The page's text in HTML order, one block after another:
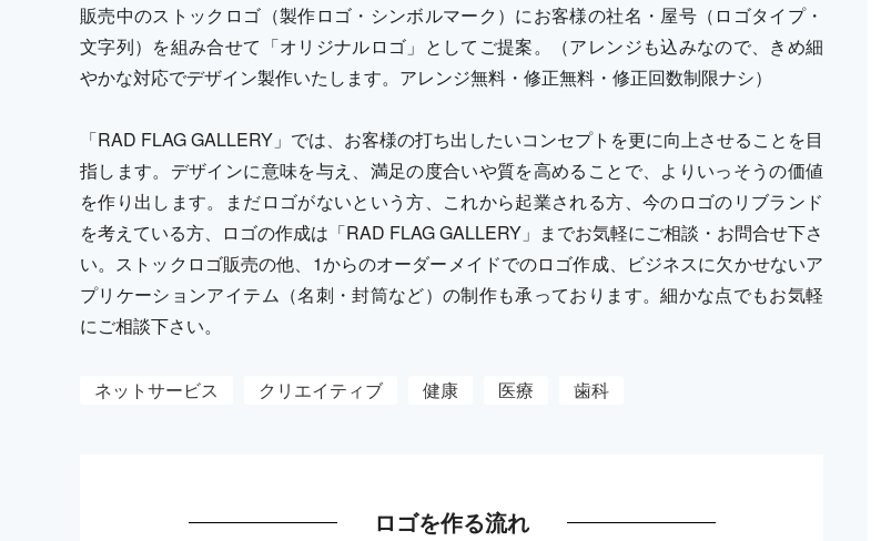
販売中のストックロゴ（製作ロゴ・シンボルマーク）にお客様の社名・屋号（ロゴタイプ・
文字列）を組み合せて「オリジナルロゴ」としてご提案。（アレンジも込みなので、きめ細
やかな対応でデザイン製作いたします。アレンジ無料・修正無料・修正回数制限ナシ）
「RAD FLAG GALLERY」では、お客様の打ち出したいコンセプトを更に向上させることを目
指します。デザインに意味を与え、満足の度合いや質を高めることで、よりいっそうの価値
を作り出します。まだロゴがないという方、これから起業される方、今のロゴのリブランド
を考えている方、ロゴの作成は「RAD FLAG GALLERY」までお気軽にご相談・お問合せ下さ
い。ストックロゴ販売の他、1からのオーダーメイドでのロゴ作成、ビジネスに欠かせないア
プリケーションアイテム（名刺・封筒など）の制作も承っております。細かな点でもお気軽
にご相談下さい。
ネットサービス クリエイティブ 健康 医療 歯科
ロゴを作る流れ